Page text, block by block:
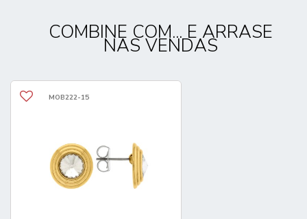
COMBINE COM... E ARRASE
NAS VENDAS
MOB222-15